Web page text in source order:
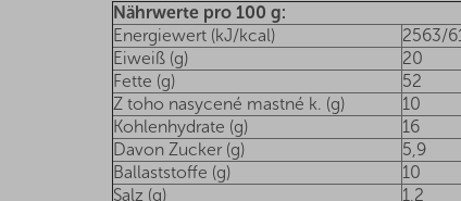
Nährwerte pro 100 g:
Energiewert (kJ/kcal)
2563/
Eiweiß (g)
20
Fette (g)
52
Z toho nasycené mastné k. (g)
10
Kohlenhydrate (g)
16
Davon Zucker (g)
5,9
Ballaststoffe (g)
10
Salz (g)
1,2